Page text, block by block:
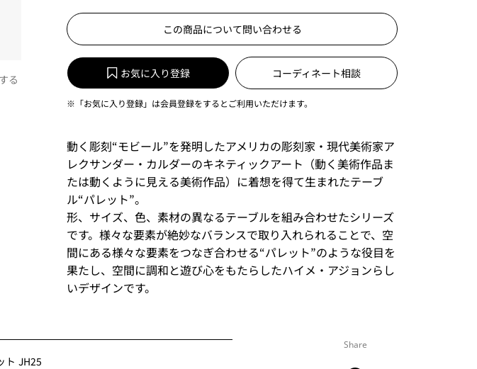
る
この商品について問い合わせる
お気に入り登録 コーディネート相談
※「お気に入り登録」は会員登録をするとご利用いただけます。
動く彫刻“モビール”を発明したアメリカの彫刻家・現代美術家ア
レクサンダー・カルダーのキネティックアート（動く美術作品ま
たは動くように見える美術作品）に着想を得て生まれたテーブ
ル“パレット”。
形、サイズ、色、素材の異なるテーブルを組み合わせたシリーズ
です。様々な要素が絶妙なバランスで取り入れられることで、空
間にある様々な要素をつなぎ合わせる“パレット”のような役目を
果たし、空間に調和と遊び心をもたらしたハイメ・アジョンらし
いデザインです。
Share
ト JH25